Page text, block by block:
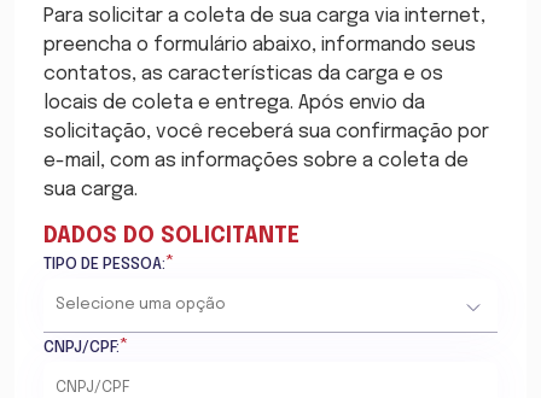
Para solicitar a coleta de sua carga via internet,
preencha o formulário abaixo, informando seus
contatos, as características da carga e os
locais de coleta e entrega. Após envio da
solicitação, você receberá sua confirmação por
e-mail, com as informações sobre a coleta de
sua carga.
DADOS DO SOLICITANTE
TIPO DE PESSOA:*
CNPJ/CPF:*